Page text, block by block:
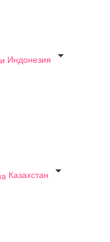
Индонезия

Казахстан
